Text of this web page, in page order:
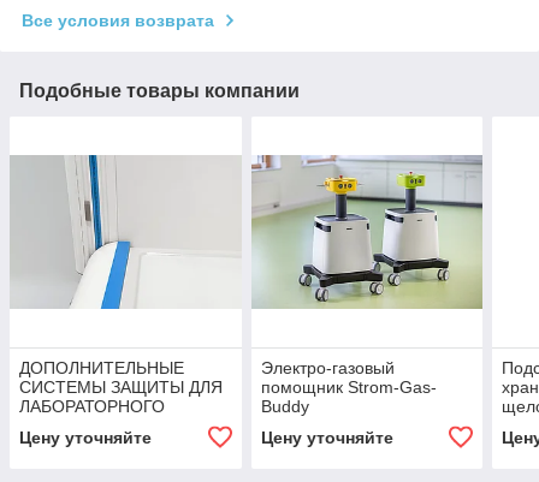
Все условия возврата
Подобные товары компании
ДОПОЛНИТЕЛЬНЫЕ
СИСТЕМЫ ЗАЩИТЫ ДЛЯ
ЛАБОРАТОРНОГО
Цену уточняйте
Электро-газовый
помощник Strom-Gas-
Buddy
Цену уточняйте